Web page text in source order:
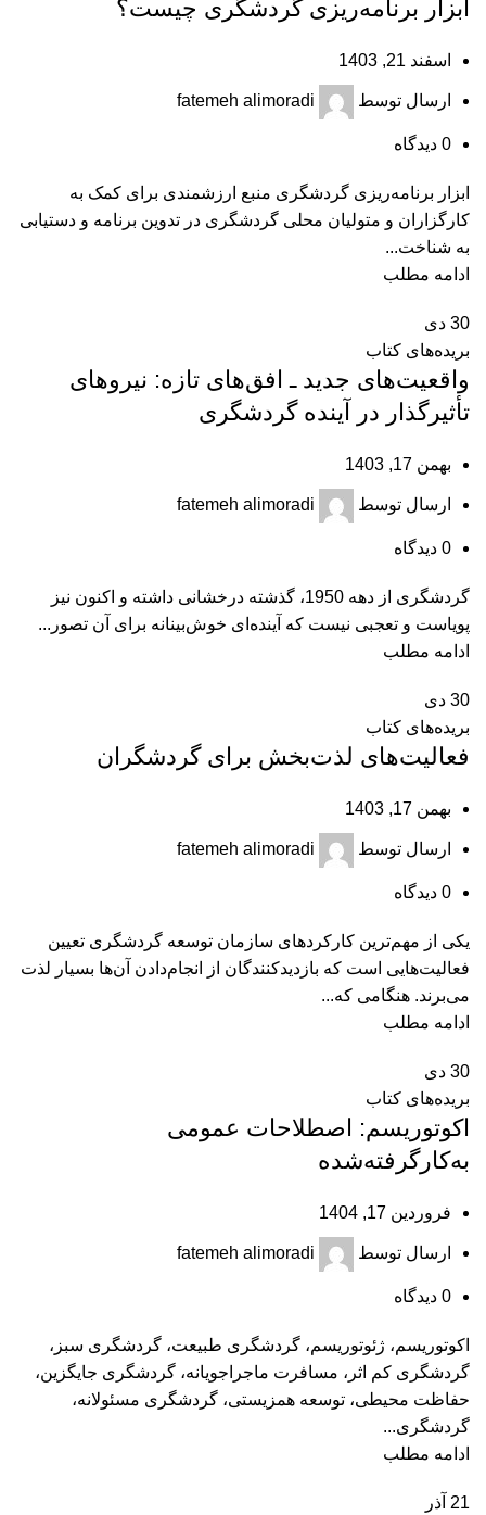
ابزار برنامه‌‏ریزی گردشگری چیست؟
اسفند 21, 1403
ارسال توسط fatemeh alimoradi
0 دیدگاه
ابزار برنامه‌‏ریزی گردشگری منبع ارزشمندی برای کمک به
کارگزاران و متولیان محلی گردشگری در تدوین برنامه‏ و دستیابی
به شناخت...
ادامه مطلب
30 دی
بریده‌های کتاب
واقعیت‌های جدید ـ افق‌های تازه: نیروهای
تأثیرگذار در آینده گردشگری
بهمن 17, 1403
ارسال توسط fatemeh alimoradi
0 دیدگاه
گردشگری از دهه 1950، گذشته درخشانی داشته و اکنون نیز
پویاست و تعجبی نیست که آینده‌ای خوش‌بینانه برای آن تصور...
ادامه مطلب
30 دی
بریده‌های کتاب
فعالیت‌های لذت‌بخش برای گردشگران
بهمن 17, 1403
ارسال توسط fatemeh alimoradi
0 دیدگاه
یکی از مهم‌ترین کارکردهای سازمان توسعه گردشگری تعیین
فعالیت‌هایی است که بازدیدکنندگان از انجام‌دادن آن‌ها بسیار لذت
می‌برند. هنگامی که...
ادامه مطلب
30 دی
بریده‌های کتاب
اکوتوریسم: اصطلاحات عمومی
به‌کارگرفته‌شده
فروردین 17, 1404
ارسال توسط fatemeh alimoradi
0 دیدگاه
اکوتوریسم، ژئوتوریسم، گردشگری طبیعت، گردشگری سبز،
گردشگری کم اثر، مسافرت ماجراجویانه، گردشگری جایگزین،
حفاظت محیطی، توسعه همزیستی، گردشگری مسئولانه،
گردشگری...
ادامه مطلب
21 آذر